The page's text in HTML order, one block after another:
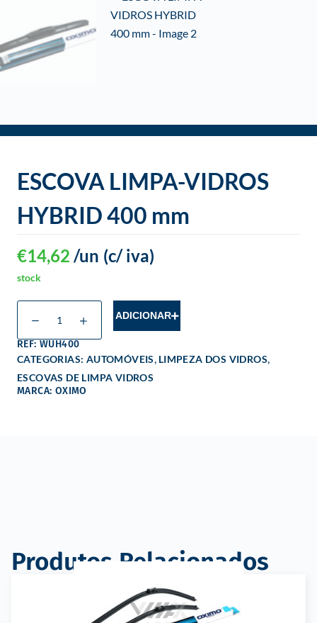
ESCOVA LIMPA-VIDROS
HYBRID 400 mm
€14,62 (c/ iva)
/un
stock
ADICIONAR
REF: WUH400
CATEGORIAS: AUTOMÓVEIS, LIMPEZA DOS VIDROS,
ESCOVAS DE LIMPA VIDROS
MARCA: OXIMO
Produtos Relacionados